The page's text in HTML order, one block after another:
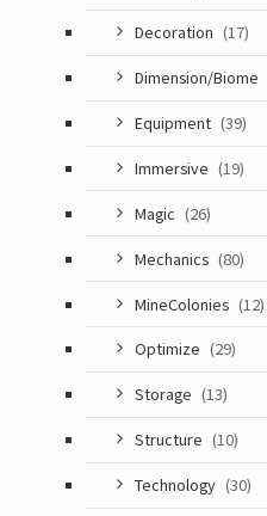
Decoration (17)
Dimension/Biome
Equipment (39)
Immersive (19)
Magic (26)
Mechanics (80)
MineColonies (12)
Optimize (29)
Storage (13)
Structure (10)
Technology (30)